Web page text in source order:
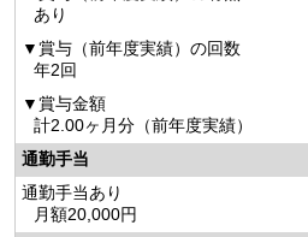
あり
賞与（前年度実績）の回数
年2回
賞与金額
計2.00ヶ月分（前年度実績）
通勤手当
通勤手当あり
月額20,000円